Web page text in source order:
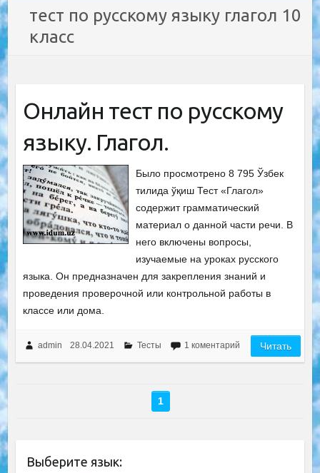
тест по русскому языку глагол 10
класс
Онлайн тест по русскому
языку. Глагол.
Было просмотрено 8 795 Ўзбек
тилида ўқиш Тест «Глагол»
содержит грамматический
материал о данной части речи. В
него включены вопросы,
изучаемые на уроках русского
языка. Он предназначен для закрепления знаний и
проведения проверочной или контрольной работы в
классе или дома.
admin 28.04.2021 Тесты 1 коментарий Читать
1
Выберите язык: